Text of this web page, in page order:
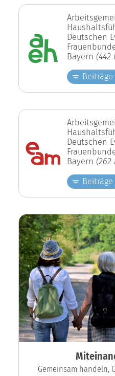
Deutschen
Bayern (442
Beiträge
Deutschen
Bayern (262
Beiträge
Gemeinsam handeln,